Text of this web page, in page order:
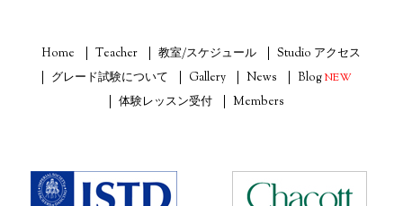
Home Teacher 教室/スケジュール
Studio アクセス
グレード試験について
Gallery News BlogNEW
体験レッスン受付
Members